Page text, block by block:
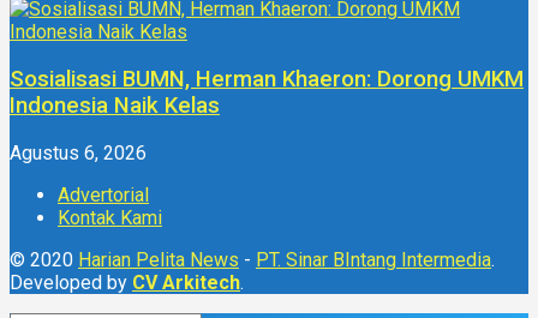
Sosialisasi BUMN, Herman Khaeron: Dorong UMKM
Indonesia Naik Kelas
Agustus 6, 2026
Advertorial
Kontak Kami
© 2020 Harian Pelita News - PT. Sinar BIntang Intermedia.
Developed by CV Arkitech.